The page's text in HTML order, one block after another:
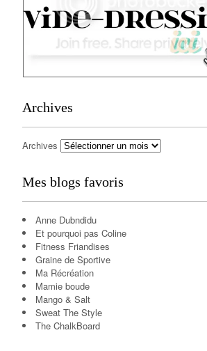
Archives
Archives
Mes blogs favoris
Anne Dubndidu
Et pourquoi pas Coline
Fitness Friandises
Graine de Sportive
Ma Récréation
Mamie boude
Mango & Salt
Sweat The Style
The ChalkBoard